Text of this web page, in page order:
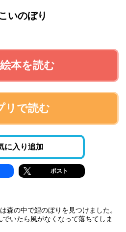
いのぼり
本を読む
リで読む
に入り追加
ポスト
森の中で鯉のぼりを見つけました。
いたら風がなくなって落ちてしま